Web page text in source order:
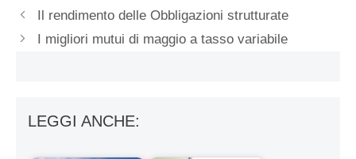
Il rendimento delle Obbligazioni strutturate
I migliori mutui di maggio a tasso variabile
LEGGI ANCHE: